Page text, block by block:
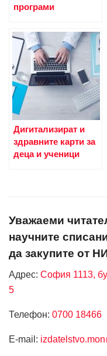
програми
Дигитализират и
здравните карти за
деца и ученици
Уважаеми
научните
да закупите от
Адрес: София 1113,
5
Телефон: 0700 18466
Е-mail: